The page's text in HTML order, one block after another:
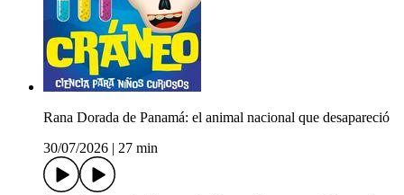
Rana Dorada de Panamá: el animal nacional que desapareció
30/07/2026
27 min